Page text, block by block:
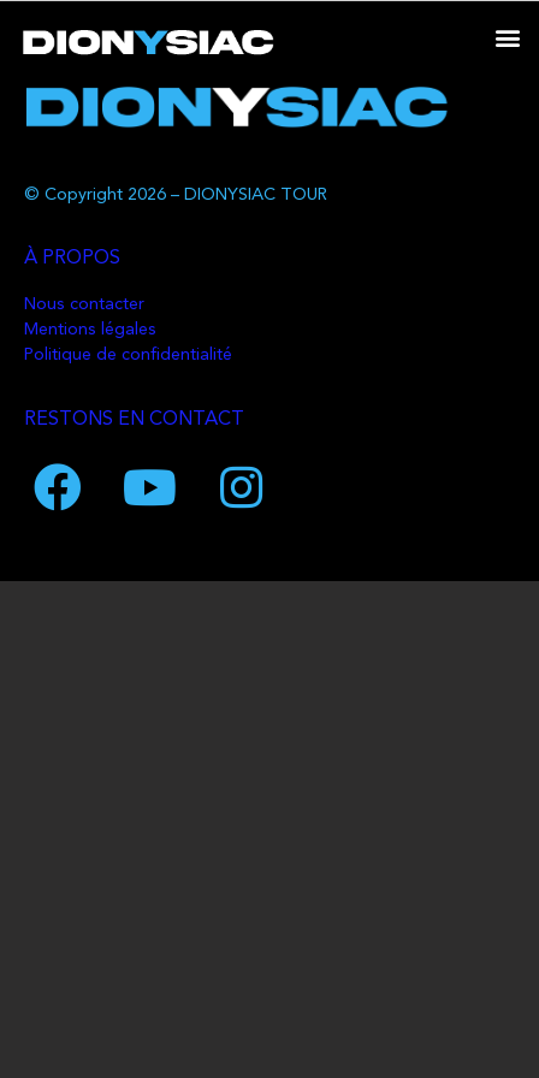
© Copyright 2026 – DIONYSIAC TOUR
À PROPOS
Nous contacter
Mentions légales
Politique de confidentialité
RESTONS EN CONTACT